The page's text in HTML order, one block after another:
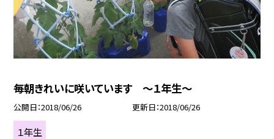
毎朝きれいに咲いています 〜１年生〜
公開日 2018/06/26 更新日 2018/06/26
１年生